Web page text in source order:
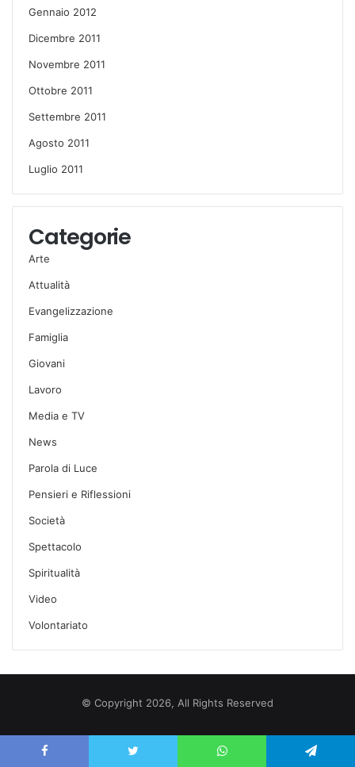
Gennaio 2012
Dicembre 2011
Novembre 2011
Ottobre 2011
Settembre 2011
Agosto 2011
Luglio 2011
Categorie
Arte
Attualità
Evangelizzazione
Famiglia
Giovani
Lavoro
Media e TV
News
Parola di Luce
Pensieri e Riflessioni
Società
Spettacolo
Spiritualità
Video
Volontariato
© Copyright 2026, All Rights Reserved